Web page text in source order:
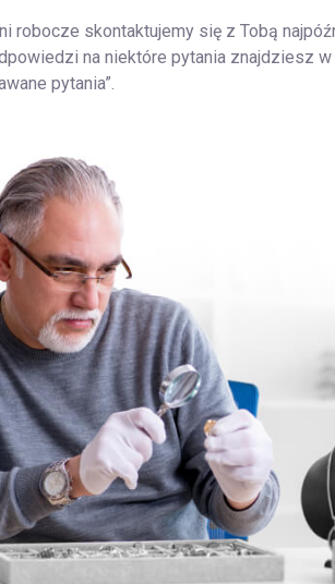
robocze skontaktujemy się z Tobą
na niektóre pytania znajdziesz
pytania”.